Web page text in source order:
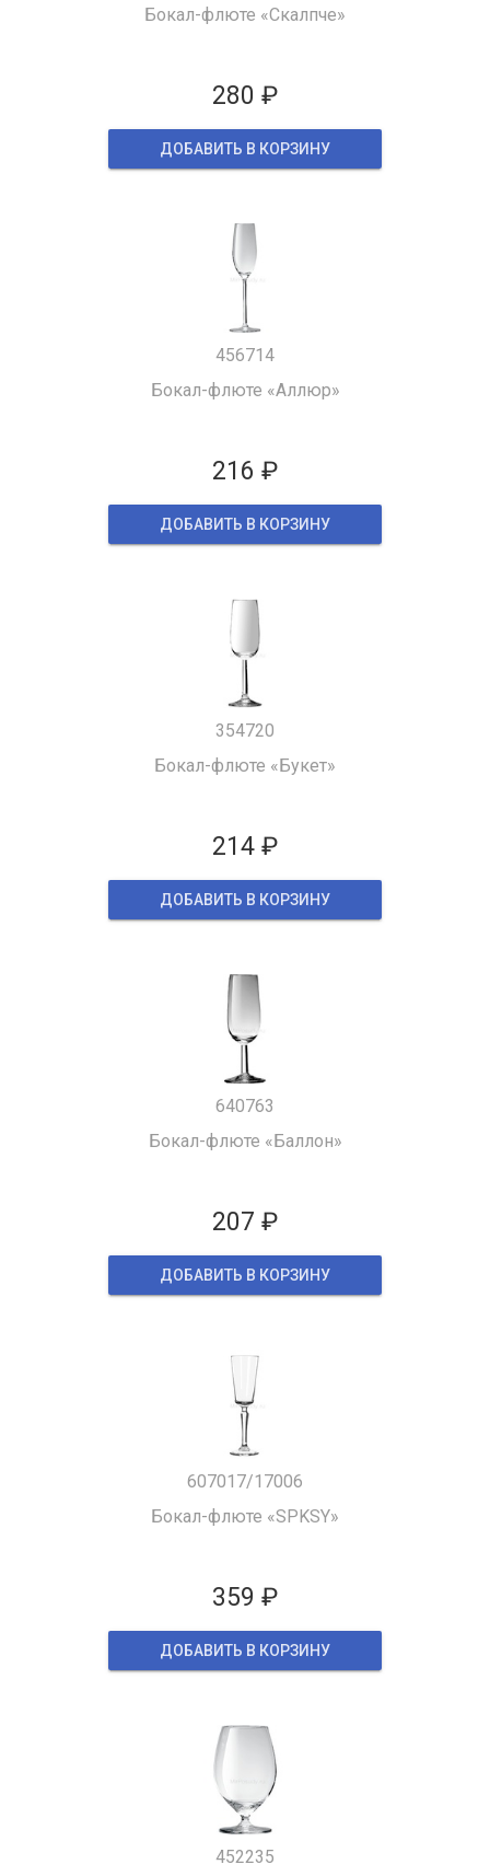
Бокал-флюте «Скалпче»
280 ₽
ДОБАВИТЬ В КОРЗИНУ
456714
Бокал-флюте «Аллюр»
216 ₽
ДОБАВИТЬ В КОРЗИНУ
354720
Бокал-флюте «Букет»
214 ₽
ДОБАВИТЬ В КОРЗИНУ
640763
Бокал-флюте «Баллон»
207 ₽
ДОБАВИТЬ В КОРЗИНУ
607017/17006
Бокал-флюте «SPKSY»
359 ₽
ДОБАВИТЬ В КОРЗИНУ
452235